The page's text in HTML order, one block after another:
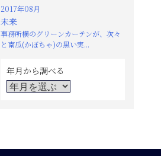
2017年08月
未来
事務所横のグリーンカーテンが、次々
と南瓜(かぼちゃ)の黒い実...
年月から調べる